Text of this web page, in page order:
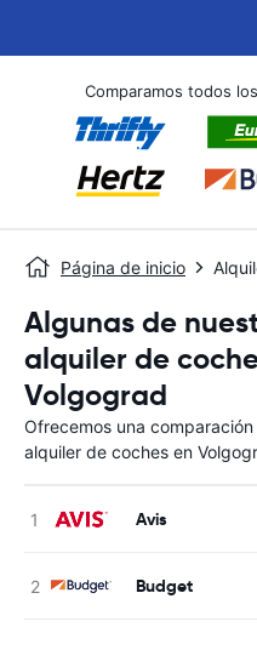
Comparamos todos
Página de inicio
Algunas de
alquiler de
Volgograd
Ofrecemos una
alquiler de coches en
Avis
Budget